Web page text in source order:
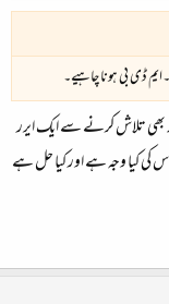
ڈی بی ہونا چاہیے۔
تلاش کرنے سے ایک ایرر
کیا وجہ ہے اور کیا حل ہے